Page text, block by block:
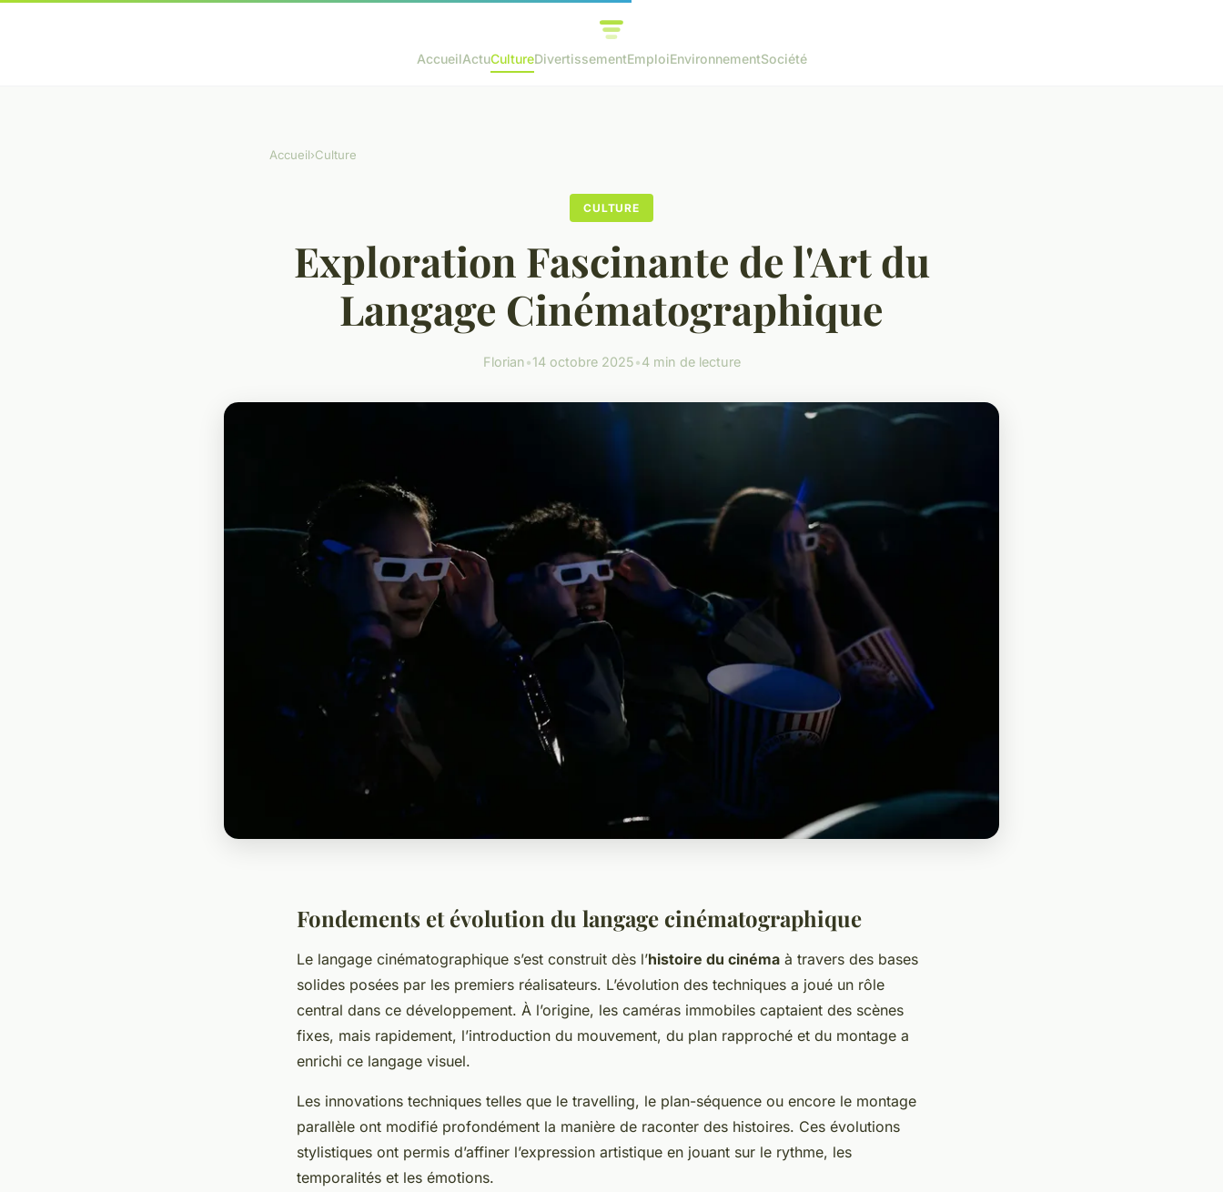
AccueilActuCultureDivertissementEmploiEnvironnementSociété
Accueil›Culture
CULTURE
Exploration Fascinante de l'Art du
Langage Cinématographique
Florian•14 octobre 2025•4 min de lecture
Fondements et évolution du langage cinématographique
Le langage cinématographique s’est construit dès l’histoire du cinéma à travers des bases
solides posées par les premiers réalisateurs. L’évolution des techniques a joué un rôle
central dans ce développement. À l’origine, les caméras immobiles captaient des scènes
fixes, mais rapidement, l’introduction du mouvement, du plan rapproché et du montage a
enrichi ce langage visuel.
Les innovations techniques telles que le travelling, le plan-séquence ou encore le montage
parallèle ont modifié profondément la manière de raconter des histoires. Ces évolutions
stylistiques ont permis d’affiner l’expression artistique en jouant sur le rythme, les
temporalités et les émotions.